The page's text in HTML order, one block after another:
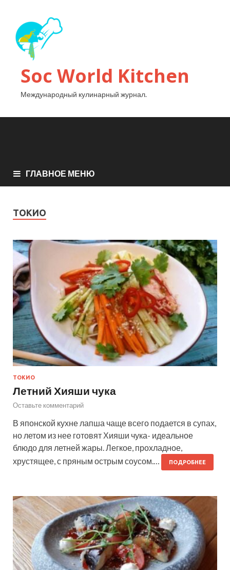
Soc World Kitchen
Международный кулинарный журнал.
ГЛАВНОЕ МЕНЮ
ТОКИО
ТОКИО
Летний Хияши чука
Оставьте комментарий
В японской кухне лапша чаще всего подается в супах,
но летом из нее готовят Хияши чука- идеальное
блюдо для летней жары. Легкое, прохладное,
хрустящее, с пряным острым соусом.…
ПОДРОБНЕЕ